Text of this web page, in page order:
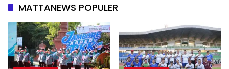
MATTANEWS POPULER